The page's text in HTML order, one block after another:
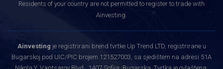
Residents of your country are not permitted to register to trade with
Ainvesting.
Ainvesting je registrirani brend tvrtke Up Trend LTD, registrirane u
Bugarskoj pod UIC/PIC brojem 121527003, sa sjedištem na adresi 51A